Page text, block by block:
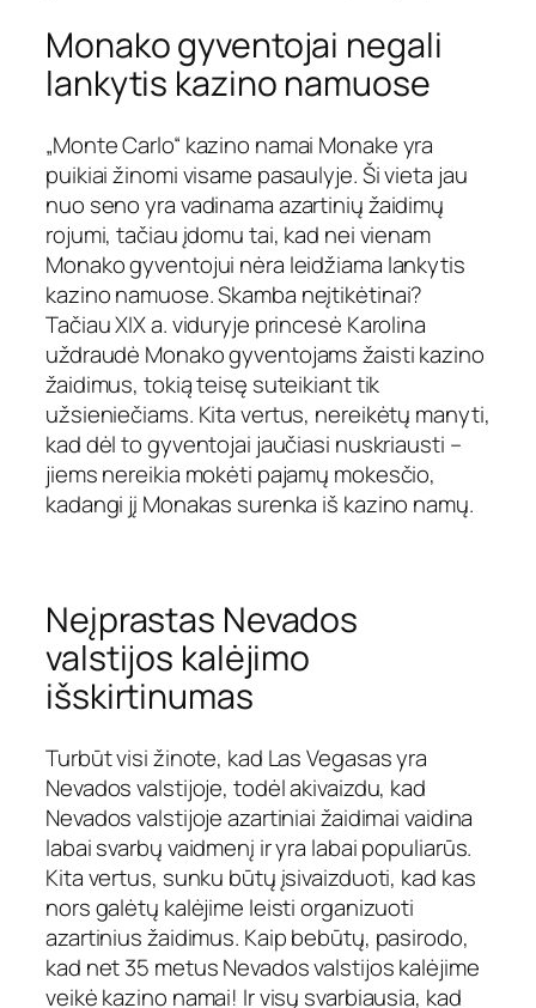
Monako gyventojai negali
lankytis kazino namuose
„Monte Carlo“ kazino namai Monake yra
puikiai žinomi visame pasaulyje. Ši vieta jau
nuo seno yra vadinama azartinių žaidimų
rojumi, tačiau įdomu tai, kad nei vienam
Monako gyventojui nėra leidžiama lankytis
kazino namuose. Skamba neįtikėtinai?
Tačiau XIX a. viduryje princesė Karolina
uždraudė Monako gyventojams žaisti kazino
žaidimus, tokią teisę suteikiant tik
užsieniečiams. Kita vertus, nereikėtų manyti,
kad dėl to gyventojai jaučiasi nuskriausti –
jiems nereikia mokėti pajamų mokesčio,
kadangi jį Monakas surenka iš kazino namų.
Neįprastas Nevados
valstijos kalėjimo
išskirtinumas
Turbūt visi žinote, kad Las Vegasas yra
Nevados valstijoje, todėl akivaizdu, kad
Nevados valstijoje azartiniai žaidimai vaidina
labai svarbų vaidmenį ir yra labai populiarūs.
Kita vertus, sunku būtų įsivaizduoti, kad kas
nors galėtų kalėjime leisti organizuoti
azartinius žaidimus. Kaip bebūtų, pasirodo,
kad net 35 metus Nevados valstijos kalėjime
veikė kazino namai! Ir visų svarbiausia, kad